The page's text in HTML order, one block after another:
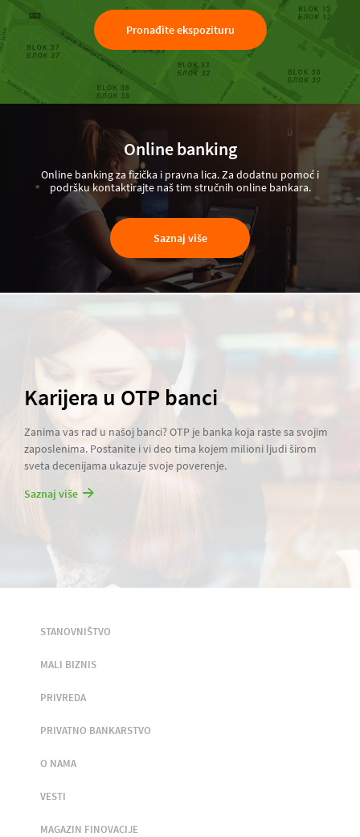
Pronađite ekspozituru
Online banking
Online banking za fizička i pravna lica. Za dodatnu pomoć i
podršku kontaktirajte naš tim stručnih online bankara.
Saznaj više
Karijera u OTP banci
Zanima vas rad u našoj banci? OTP je banka koja raste sa svojim
zaposlenima. Postanite i vi deo tima kojem milioni ljudi širom
sveta decenijama ukazuje svoje poverenje.
Saznaj više
STANOVNIŠTVO
MALI BIZNIS
PRIVREDA
PRIVATNO BANKARSTVO
O NAMA
VESTI
MAGAZIN FINOVACIJE